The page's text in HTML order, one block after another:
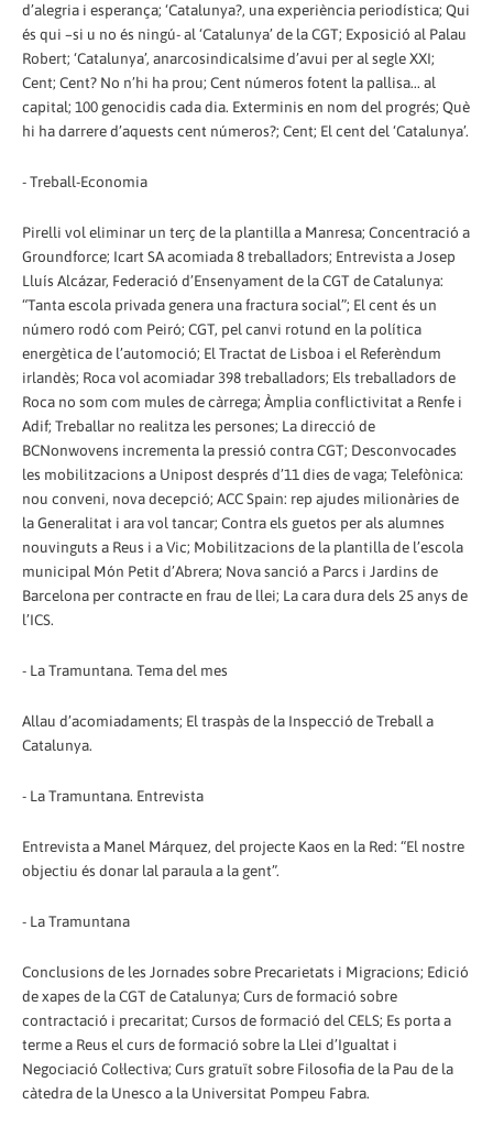
d’alegria i esperança; ‘Catalunya?, una experiència periodística; Qui
és qui –si u no és ningú- al ‘Catalunya’ de la CGT; Exposició al Palau
Robert; ‘Catalunya’, anarcosindicalsime d’avui per al segle XXI;
Cent; Cent? No n’hi ha prou; Cent números fotent la pallisa... al
capital; 100 genocidis cada dia. Exterminis en nom del progrés; Què
hi ha darrere d’aquests cent números?; Cent; El cent del ‘Catalunya’.
- Treball-Economia
Pirelli vol eliminar un terç de la plantilla a Manresa; Concentració a
Groundforce; Icart SA acomiada 8 treballadors; Entrevista a Josep
Lluís Alcázar, Federació d’Ensenyament de la CGT de Catalunya:
“Tanta escola privada genera una fractura social”; El cent és un
número rodó com Peiró; CGT, pel canvi rotund en la política
energètica de l’automoció; El Tractat de Lisboa i el Referèndum
irlandès; Roca vol acomiadar 398 treballadors; Els treballadors de
Roca no som com mules de càrrega; Àmplia conflictivitat a Renfe i
Adif; Treballar no realitza les persones; La direcció de
BCNonwovens incrementa la pressió contra CGT; Desconvocades
les mobilitzacions a Unipost després d’11 dies de vaga; Telefònica:
nou conveni, nova decepció; ACC Spain: rep ajudes milionàries de
la Generalitat i ara vol tancar; Contra els guetos per als alumnes
nouvinguts a Reus i a Vic; Mobilitzacions de la plantilla de l’escola
municipal Món Petit d’Abrera; Nova sanció a Parcs i Jardins de
Barcelona per contracte en frau de llei; La cara dura dels 25 anys de
l’ICS.
- La Tramuntana. Tema del mes
Allau d’acomiadaments; El traspàs de la Inspecció de Treball a
Catalunya.
- La Tramuntana. Entrevista
Entrevista a Manel Márquez, del projecte Kaos en la Red: “El nostre
objectiu és donar lal paraula a la gent”.
- La Tramuntana
Conclusions de les Jornades sobre Precarietats i Migracions; Edició
de xapes de la CGT de Catalunya; Curs de formació sobre
contractació i precaritat; Cursos de formació del CELS; Es porta a
terme a Reus el curs de formació sobre la Llei d’Igualtat i
Negociació Col·lectiva; Curs gratuït sobre Filosofia de la Pau de la
càtedra de la Unesco a la Universitat Pompeu Fabra.